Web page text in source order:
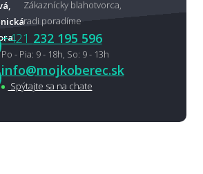
Zákaznícky blahotvorca,
radi poradíme
+421 232 195 596
Po - Pia: 9 - 18h, So: 9 - 13h
info@mojkoberec.sk
Spýtajte sa na chate